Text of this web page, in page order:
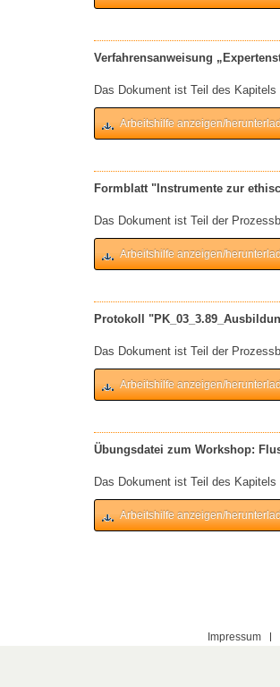
Verfahrensanweisung
Das Dokument ist Teil des
Arbeitshilfe anzeigen/
Formblatt "Instrumente zur
Das Dokument ist Teil der
Arbeitshilfe anzeigen/
Protokoll
Das Dokument ist Teil der
Arbeitshilfe anzeigen/
Übungsdatei zum Workshop:
Das Dokument ist Teil des Kapitels
Arbeitshilfe anzeigen/
Impressum